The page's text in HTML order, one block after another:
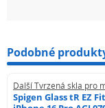
Podobné
Další Tvrzená skla pro
Spigen Glass tR EZ